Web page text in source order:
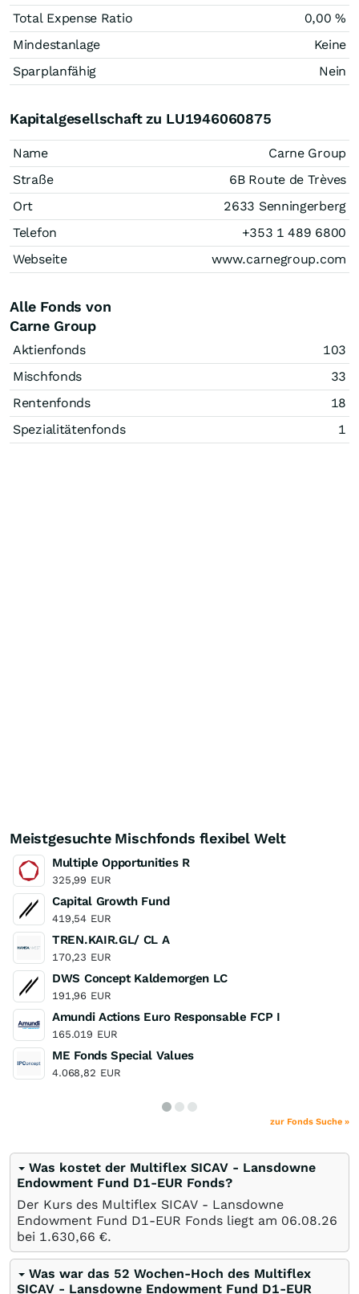
Total Expense Ratio
0,00 %
Mindestanlage
Keine
Sparplanfähig
Nein
Kapitalgesellschaft zu LU1946060875
Name
Carne Group
Straße
6B Route de Trèves
Ort
2633 Senningerberg
Telefon
+353 1 489 6800
Webseite
www.carnegroup.com
Alle Fonds von
Carne Group
Aktienfonds
103
Mischfonds
33
Rentenfonds
18
Spezialitätenfonds
1
Meistgesuchte Mischfonds flexibel Welt
Multiple Opportunities R
325,99 EUR
Capital Growth Fund
419,54 EUR
TREN.KAIR.GL/ CL A
170,23 EUR
DWS Concept Kaldemorgen LC
191,96 EUR
Amundi Actions Euro Responsable FCP I
165.019 EUR
ME Fonds Special Values
4.068,82 EUR
zur Fonds Suche »
Was kostet der Multiflex SICAV - Lansdowne
Endowment Fund D1-EUR Fonds?
Der Kurs des Multiflex SICAV - Lansdowne
Endowment Fund D1-EUR Fonds liegt am 06.08.26
bei 1.630,66 €.
Was war das 52 Wochen-Hoch des Multiflex
SICAV - Lansdowne Endowment Fund D1-EUR